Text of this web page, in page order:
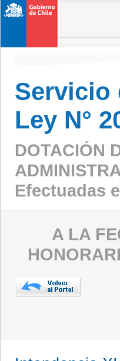
Servicio
Ley N°
DOTACIÓN
Efectuadas
A LA